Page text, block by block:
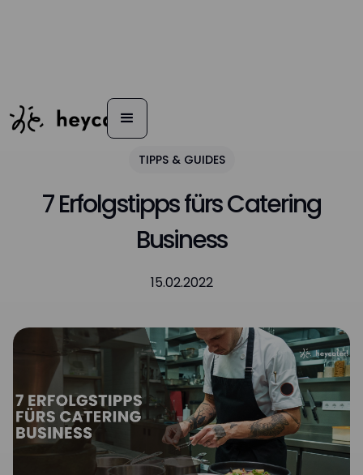
TIPPS & GUIDES
7 Erfolgstipps fürs Catering
Business
15.02.2022